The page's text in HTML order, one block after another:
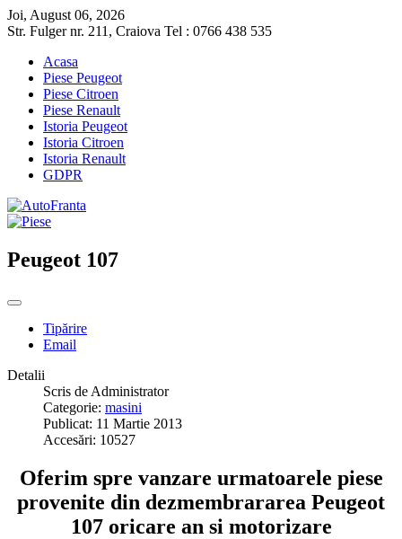
Joi, August 06, 2026
Str. Fulger nr. 211, Craiova Tel : 0766 438 535
Acasa
Piese Peugeot
Piese Citroen
Piese Renault
Istoria Peugeot
Istoria Citroen
Istoria Renault
GDPR
Peugeot 107
Tipărire
Email
Detalii
Scris de Administrator
Categorie: masini
Publicat: 11 Martie 2013
Accesări: 10527
Oferim spre vanzare urmatoarele piese
provenite din dezmembrararea Peugeot
107 oricare an si motorizare